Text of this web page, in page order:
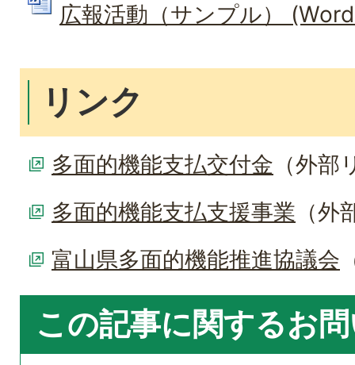
広報活動（サンプル）
リンク
多面的機能支払交付金 （外部
多面的機能支払支援事業 （
富山県多面的機能推進協議会
この記事に関するお